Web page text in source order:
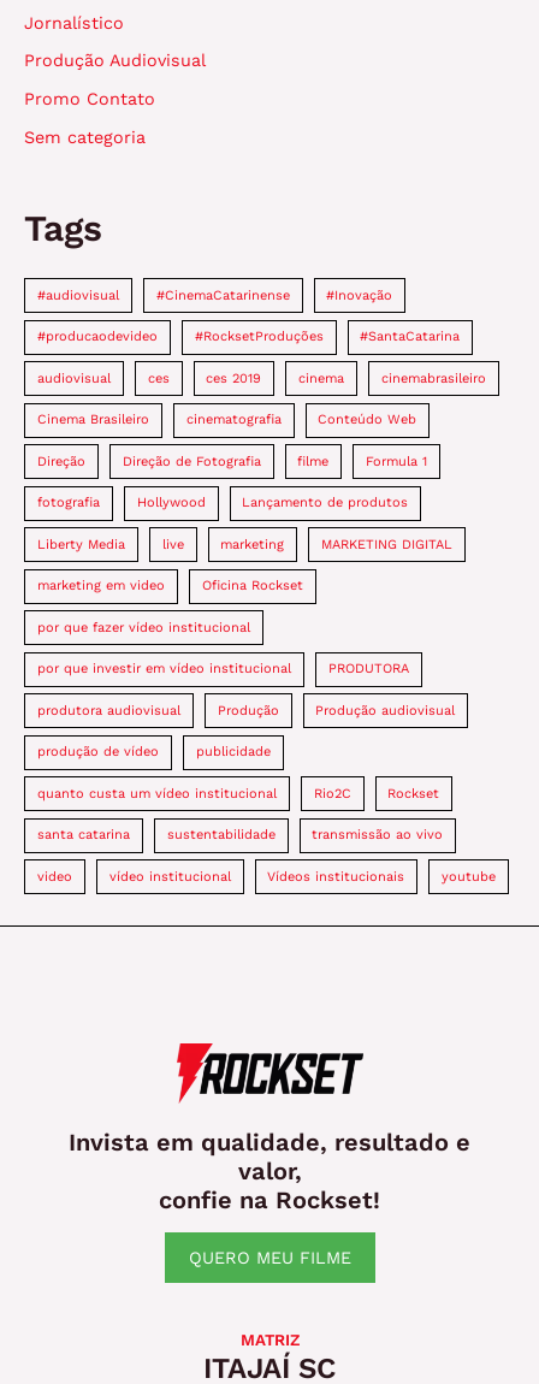
Jornalístico
Produção Audiovisual
Promo Contato
Sem categoria
Tags
#audiovisual #CinemaCatarinense #Inovação
#producaodevideo #RocksetProduções #SantaCatarina
audiovisual ces ces 2019 cinema cinemabrasileiro
Cinema Brasileiro cinematografia Conteúdo Web
Direção Direção de Fotografia filme Formula 1
fotografia Hollywood Lançamento de produtos
Liberty Media live marketing MARKETING DIGITAL
marketing em video Oficina Rockset
por que fazer vídeo institucional
por que investir em vídeo institucional PRODUTORA
produtora audiovisual Produção Produção audiovisual
produção de vídeo publicidade
quanto custa um vídeo institucional Rio2C Rockset
santa catarina sustentabilidade transmissão ao vivo
video vídeo institucional Vídeos institucionais youtube
Invista em qualidade, resultado e
valor,
confie na Rockset!
QUERO MEU FILME
MATRIZ
ITAJAÍ SC